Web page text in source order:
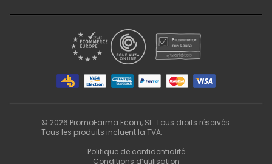
© 2026 PromoFarma Ecom, SL. Tous droits réservés.
Tous les produits incluent la TVA.
Politique de confidentialité
Conditions d’utilisation